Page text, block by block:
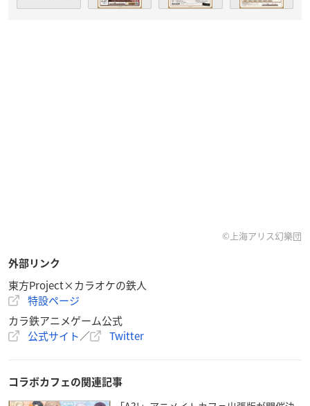
©上海アリス幻樂団
外部リンク
東方Project×カラオケの鉄人
特設ページ
カラ鉄アニメゲーム公式
公式サイト／ Twitter
コラボカフェの関連記事